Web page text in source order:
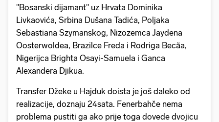
"Bosanski dijamant" uz Hrvata Dominika
Livkaovića, Srbina Dušana Tadića, Poljaka
Sebastiana Szymanskog, Nizozemca Jaydena
Oosterwoldea, Brazilce Freda i Rodriga Becãa,
Nigerijca Brighta Osayi-Samuela i Ganca
Alexandera Djikua.
Transfer Džeke u Hajduk doista je još daleko od
realizacije, doznaju 24sata. Fenerbahče nema
problema pustiti ga ako prije toga dovede dvojicu